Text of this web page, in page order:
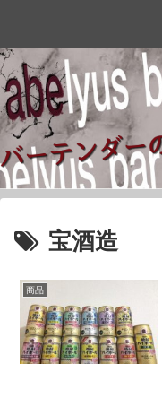
宝酒造
商品